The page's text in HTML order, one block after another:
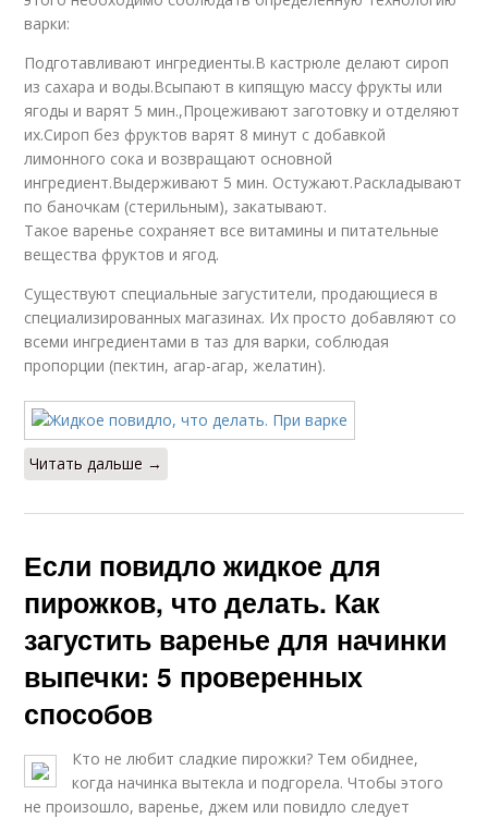
варки:
Подготавливают ингредиенты.В кастрюле делают сироп
из сахара и воды.Всыпают в кипящую массу фрукты или
ягоды и варят 5 мин.,Процеживают заготовку и отделяют
их.Сироп без фруктов варят 8 минут с добавкой
лимонного сока и возвращают основной
ингредиент.Выдерживают 5 мин. Остужают.Раскладывают
по баночкам (стерильным), закатывают.
Такое варенье сохраняет все витамины и питательные
вещества фруктов и ягод.
Существуют специальные загустители, продающиеся в
специализированных магазинах. Их просто добавляют со
всеми ингредиентами в таз для варки, соблюдая
пропорции (пектин, агар-агар, желатин).
Читать дальше →
Если повидло жидкое для
пирожков, что делать. Как
загустить варенье для начинки
выпечки: 5 проверенных
способов
Кто не любит сладкие пирожки? Тем обиднее,
когда начинка вытекла и подгорела. Чтобы этого
не произошло, варенье, джем или повидло следует